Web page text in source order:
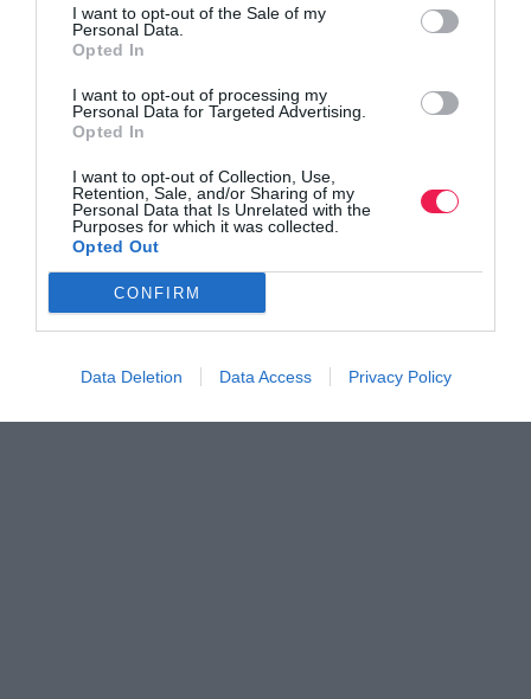
I want to opt-out of the Sale of my
Personal Data.
Opted In
I want to opt-out of processing my
Personal Data for Targeted Advertising.
Opted In
I want to opt-out of Collection, Use,
Retention, Sale, and/or Sharing of my
Personal Data that Is Unrelated with the
Purposes for which it was collected.
Opted Out
CONFIRM
Data Deletion Data Access Privacy Policy